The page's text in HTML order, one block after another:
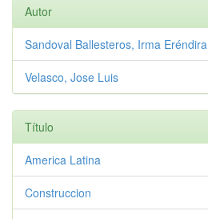
Autor
Sandoval Ballesteros, Irma Eréndira
Velasco, Jose Luis
Título
America Latina
Construccion